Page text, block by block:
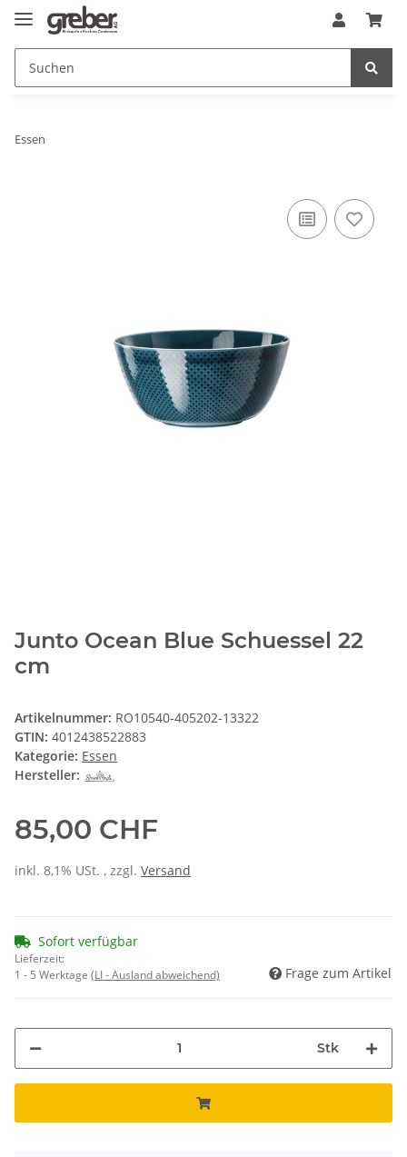
Essen
Junto Ocean Blue Schuessel 22
cm
Artikelnummer: RO10540-405202-13322
GTIN: 4012438522883
Kategorie: Essen
Hersteller:
85,00 CHF
inkl. 8,1% USt. , zzgl. Versand
Sofort verfügbar
Lieferzeit:
1 - 5 Werktage (LI - Ausland abweichend) Frage zum Artikel
Stk